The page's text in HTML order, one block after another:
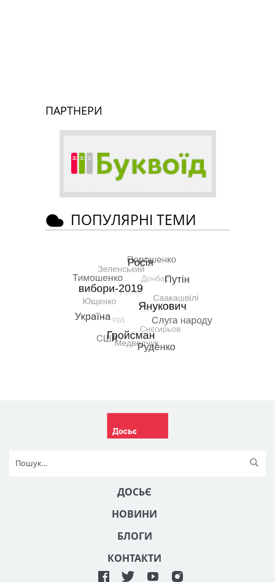
ПАРТНЕРИ
ПОПУЛЯРНІ ТЕМИ
ДОСЬЄ
НОВИНИ
БЛОГИ
КОНТАКТИ